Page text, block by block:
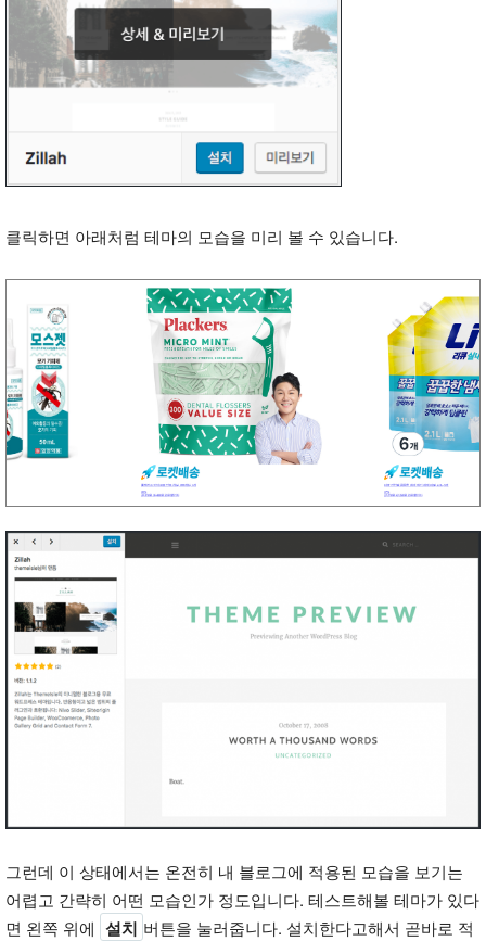
클릭하면 아래처럼 테마의 모습을 미리 볼 수 있습니다.
그런데 이 상태에서는 온전히 내 블로그에 적용된 모습을 보기는
어렵고 간략히 어떤 모습인가 정도입니다. 테스트해볼 테마가 있다
면 왼쪽 위에 설치 버튼을 눌러줍니다. 설치한다고해서 곧바로 적